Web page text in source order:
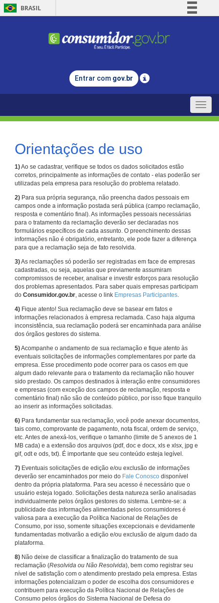
BRASIL
Comunica BR
Legislação
Entrar com gov.br
Toggle
Orientações de uso
1)Ao se cadastrar, verifique se todos os dados solicitados estão
corretos, principalmente as informações de contato - elas poderão ser
utilizadas pela empresa para resolução do problema relatado.
2) Para sua própria segurança, não preencha dados pessoais em
campos onde a informação postada será pública (campo reclamação,
resposta e comentário final). As informações pessoais necessárias
para o tratamento da reclamação deverão ser declaradas nos
formulários específicos de cada assunto. O preenchimento dessas
informações não é obrigatório, entretanto, ele pode fazer a diferença
para que a reclamação seja de fato resolvida.
3)As reclamações só poderão ser registradas em face de empresas
cadastradas, ou seja, aquelas que previamente assumiram
compromissos de receber, analisar e investir esforços para resolução
dos problemas apresentados. Para saber quais empresas participam
do Consumidor.gov.br, acesse o link Empresas Participantes.
4) Fique atento! Sua reclamação deve se basear em fatos e
informações relacionados à empresa reclamada. Caso haja alguma
inconsistência, sua reclamação poderá ser encaminhada para análise
dos órgãos gestores do sistema.
5)Acompanhe o andamento de sua reclamação e fique atento às
eventuais solicitações de informações complementares por parte da
empresa. Esse procedimento pode ocorrer para os casos em que
algum dado relevante para o tratamento da reclamação não houver
sido prestado. Os campos destinados à interação entre consumidores
e empresas (com exceção dos campos de reclamação, resposta e
comentário final) não são de conteúdo público, por isso fique tranquilo
ao inserir as informações solicitadas.
6) Para fundamentar sua reclamação, você pode anexar documentos,
tais como, comprovante de pagamento, nota fiscal, ordem de serviço,
etc. Antes de anexá-los, verifique o tamanho (limite de 5 anexos de 1
MB cada) e a extensão dos arquivos (pdf, doc e docx, xls e xlsx, jpg e
gif, odt e ods, txt). É importante que seu conteúdo esteja legível.
7) Eventuais solicitações de edição e/ou exclusão de informações
deverão ser encaminhados por meio do Fale Conosco disponível
dentro da própria plataforma. Para seu acesso é necessário que o
usuário esteja logado. Solicitações desta natureza serão analisadas
individualmente pelos órgãos gestores do sistema. Lembre-se: a
publicidade das informações alimentadas pelos consumidores é
valiosa para a execução da Política Nacional de Relações de
Consumo, por isso, somente situações excepcionais e devidamente
fundamentadas motivarão a edição e/ou exclusão de algum dado da
plataforma.
8) Não deixe de classificar a finalização do tratamento de sua
reclamação (Resolvida ou Não Resolvida), bem como registrar seu
nível de satisfação com o atendimento prestado pela empresa. Estas
informações potencializam o poder de escolha dos consumidores e
contribuem para execução da Política Nacional de Relações de
Consumo pelos órgãos do Sistema Nacional de Defesa do